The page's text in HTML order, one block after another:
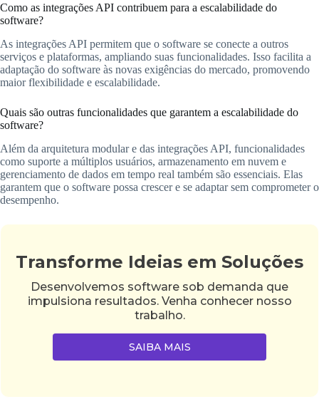
Como as integrações API contribuem para a escalabilidade do
software?
As integrações API permitem que o software se conecte a outros
serviços e plataformas, ampliando suas funcionalidades. Isso facilita a
adaptação do software às novas exigências do mercado, promovendo
maior flexibilidade e escalabilidade.
Quais são outras funcionalidades que garantem a escalabilidade do
software?
Além da arquitetura modular e das integrações API, funcionalidades
como suporte a múltiplos usuários, armazenamento em nuvem e
gerenciamento de dados em tempo real também são essenciais. Elas
garantem que o software possa crescer e se adaptar sem comprometer o
desempenho.
Transforme Ideias em Soluções
Desenvolvemos software sob demanda que
impulsiona resultados. Venha conhecer nosso
trabalho.
SAIBA MAIS